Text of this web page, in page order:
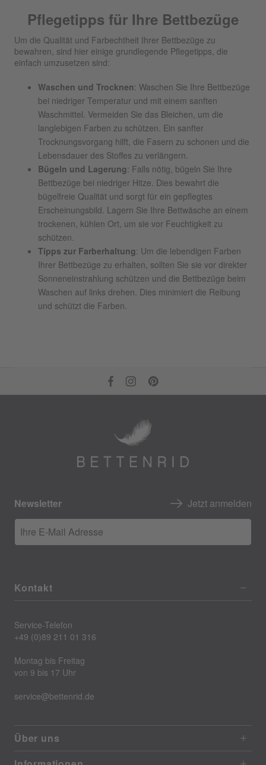
Pflegetipps für Ihre Bettbezüge
Um die Qualität und Farbechtheit Ihrer Bettbezüge zu
bewahren, sind hier einige grundlegende Pflegetipps, die
einfach umzusetzen sind:
Waschen und Trocknen: Waschen Sie Ihre Bettbezüge
bei niedriger Temperatur und mit einem sanften
Waschmittel. Vermeiden Sie das Bleichen, um die
langlebigen Farben zu schützen. Ein sanfter
Trocknungsvorgang hilft, die Fasern zu schonen und die
Lebensdauer des Stoffes zu verlängern.
Bügeln und Lagerung: Falls nötig, bügeln Sie Ihre
Bettbezüge bei niedriger Hitze. Dies bewahrt die
bügelfreie Qualität und sorgt für ein gepflegtes
Erscheinungsbild. Lagern Sie Ihre Bettwäsche an einem
trockenen, kühlen Ort, um sie vor Feuchtigkeit zu
schützen.
Tipps zur Farberhaltung: Um die lebendigen Farben
Ihrer Bettbezüge zu erhalten, sollten Sie sie vor direkter
Sonneneinstrahlung schützen und die Bettbezüge beim
Waschen auf links drehen. Dies minimiert die Reibung
und schützt die Farben.
Newsletter Jetzt anmelden
Ihre E-Mail Adresse
Kontakt
Service-Telefon
+49 (0)89 211 01 316
Montag bis Freitag
von 9 bis 17 Uhr
service@bettenrid.de
Über uns